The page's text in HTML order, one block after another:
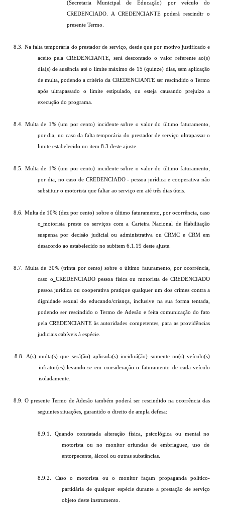
(Secretaria Municipal de Educação) por veículo do
CREDENCIADO. A CREDENCIANTE poderá rescindir o
presente Termo.
8.3. Na falta temporária do prestador de serviço, desde que por motivo justificado e
aceito pela CREDENCIANTE, será descontado o valor referente ao(s)
dia(s) de ausência até o limite máximo de 15 (quinze) dias, sem aplicação
de multa, podendo a critério da CREDENCIANTE ser rescindido o Termo
após ultrapassado o limite estipulado, ou esteja causando prejuízo a
execução do programa.
8.4. Multa de 1% (um por cento) incidente sobre o valor do último faturamento,
por dia, no caso da falta temporária do prestador de serviço ultrapassar o
limite estabelecido no item 8.3 deste ajuste.
8.5. Multa de 1% (um por cento) incidente sobre o valor do último faturamento,
por dia, no caso de CREDENCIADO - pessoa jurídica e cooperativa não
substituir o motorista que faltar ao serviço em até três dias úteis.
8.6. Multa de 10% (dez por cento) sobre o último faturamento, por ocorrência, caso
o motorista preste os serviços com a Carteira Nacional de Habilitação
suspensa por decisão judicial ou administrativa ou CRMC e CRM em
desacordo ao estabelecido no subitem 6.1.19 deste ajuste.
8.7. Multa de 30% (trinta por cento) sobre o último faturamento, por ocorrência,
caso o CREDENCIADO pessoa física ou motorista de CREDENCIADO
pessoa jurídica ou cooperativa pratique qualquer um dos crimes contra a
dignidade sexual do educando/criança, inclusive na sua forma tentada,
podendo ser rescindido o Termo de Adesão e feita comunicação do fato
pela CREDENCIANTE às autoridades competentes, para as providências
judiciais cabíveis à espécie.
8.8. A(s) multa(s) que será(ão) aplicada(s) incidirá(ão) somente no(s) veículo(s)
infrator(es) levando-se em consideração o faturamento de cada veículo
isoladamente.
8.9. O presente Termo de Adesão também poderá ser rescindido na ocorrência das
seguintes situações, garantido o direito de ampla defesa:
8.9.1. Quando constatada alteração física, psicológica ou mental no
motorista ou no monitor oriundas de embriaguez, uso de
entorpecente, álcool ou outras substâncias.
8.9.2. Caso o motorista ou o monitor façam propaganda político-
partidária de qualquer espécie durante a prestação de serviço
objeto deste instrumento.